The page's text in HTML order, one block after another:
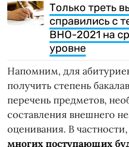
Только треть
справились с
ВНО-2021 на
уровне
Напомним, для
получить степень
перечень предметов,
составления внешнего
оценивания. В частности,
многих поступающих